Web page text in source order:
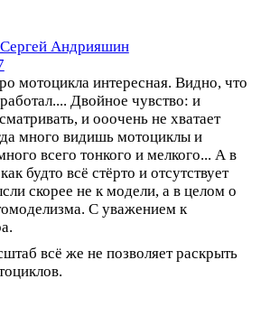
Сергей Андрияшин
мотоцикла интересная. Видно, что
Двойное чувство: и
и ооочень не хватает
много видишь мотоциклы и
всего тонкого и мелкого... А в
будто всё стёрто и отсутствует
скорее не к модели, а в целом о
С уважением к
всё же не позволяет раскрыть